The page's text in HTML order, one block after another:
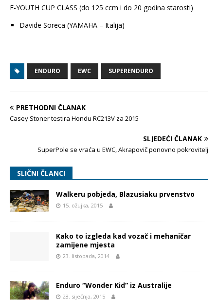
E-YOUTH CUP CLASS (do 125 ccm i do 20 godina starosti)
Davide Soreca (YAMAHA – Italija)
ENDURO EWC SUPERENDURO
PRETHODNI ČLANAK
Casey Stoner testira Hondu RC213V za 2015
SLJEDEĆI ČLANAK
SuperPole se vraća u EWC, Akrapovič ponovno pokrovitelj
SLIČNI ČLANCI
Walkeru pobjeda, Blazusiaku prvenstvo
15. ožujka, 2015
Kako to izgleda kad vozač i mehaničar
zamijene mjesta
23. listopada, 2014
Enduro “Wonder Kid” iz Australije
28. siječnja, 2015